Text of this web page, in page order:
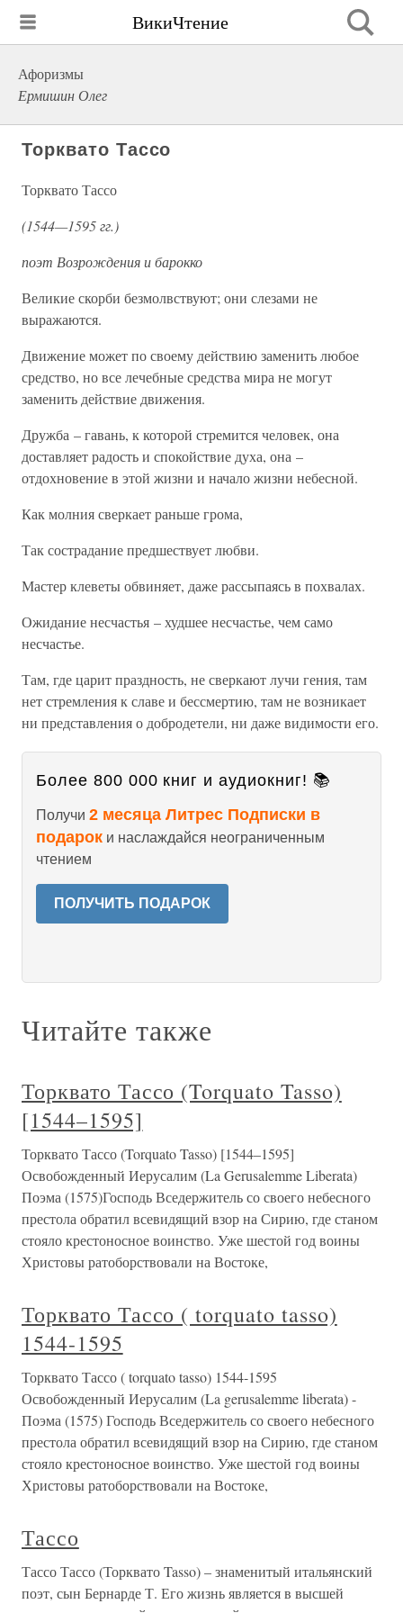
ВикиЧтение
Афоризмы
Ермишин Олег
Торквато Тассо
Торквато Тассо
(1544—1595 гг.)
поэт Возрождения и барокко
Великие скорби безмолвствуют; они слезами не
выражаются.
Движение может по своему действию заменить любое
средство, но все лечебные средства мира не могут
заменить действие движения.
Дружба – гавань, к которой стремится человек, она
доставляет радость и спокойствие духа, она –
отдохновение в этой жизни и начало жизни небесной.
Как молния сверкает раньше грома,
Так сострадание предшествует любви.
Мастер клеветы обвиняет, даже рассыпаясь в похвалах.
Ожидание несчастья – худшее несчастье, чем само
несчастье.
Там, где царит праздность, не сверкают лучи гения, там
нет стремления к славе и бессмертию, там не возникает
ни представления о добродетели, ни даже видимости его.
Более 800 000 книг и аудиокниг! 📚
Получи 2 месяца Литрес Подписки в
подарок и наслаждайся неограниченным
чтением
ПОЛУЧИТЬ ПОДАРОК
Читайте также
Торквато Тассо (Torquato Tasso)
[1544–1595]
Торквато Тассо (Torquato Tasso) [1544–1595]
Освобожденный Иерусалим (La Gerusalemme Liberata)
Поэма (1575)Господь Вседержитель со своего небесного
престола обратил всевидящий взор на Сирию, где станом
стояло крестоносное воинство. Уже шестой год воины
Христовы ратоборствовали на Востоке,
Торквато Тассо ( torquato tasso)
1544-1595
Торквато Тассо ( torquato tasso) 1544-1595
Освобожденный Иерусалим (La gerusalemme liberata) -
Поэма (1575) Господь Вседержитель со своего небесного
престола обратил всевидя­щий взор на Сирию, где станом
стояло крестоносное воинство. Уже шестой год воины
Христовы ратоборствовали на Востоке,
Тассо
Тассо Тассо (Торквато Tasso) – знаменитый итальянский
поэт, сын Бернарде Т. Его жизнь является в высшей